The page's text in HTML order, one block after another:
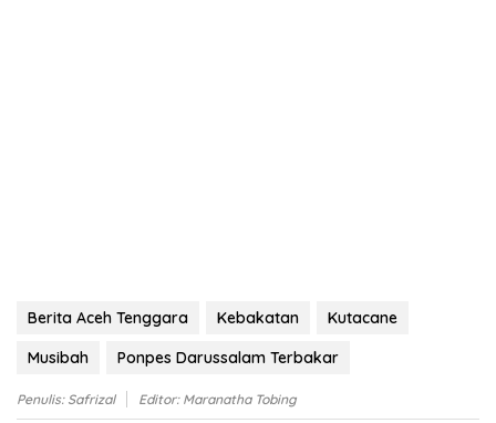
Berita Aceh Tenggara Kebakatan
Kutacane
Musibah
Ponpes Darussalam Terbakar
Penulis: Safrizal Editor: Maranatha Tobing